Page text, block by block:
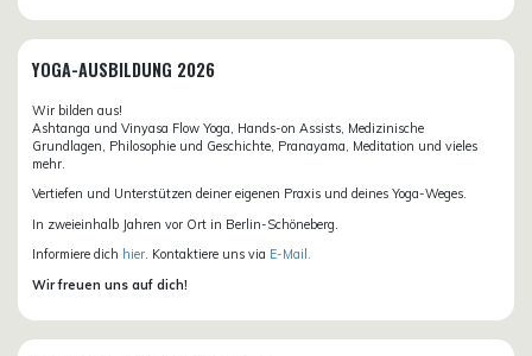
YOGA-AUSBILDUNG 2026
Wir bilden aus!
Ashtanga und Vinyasa Flow Yoga, Hands-on Assists, Medizinische
Grundlagen, Philosophie und Geschichte, Pranayama, Meditation und vieles
mehr.
Vertiefen und Unterstützen deiner eigenen Praxis und deines Yoga-Weges.
In zweieinhalb Jahren vor Ort in Berlin-Schöneberg.
Informiere dich hier. Kontaktiere uns via E-Mail.
Wir freuen uns auf dich!